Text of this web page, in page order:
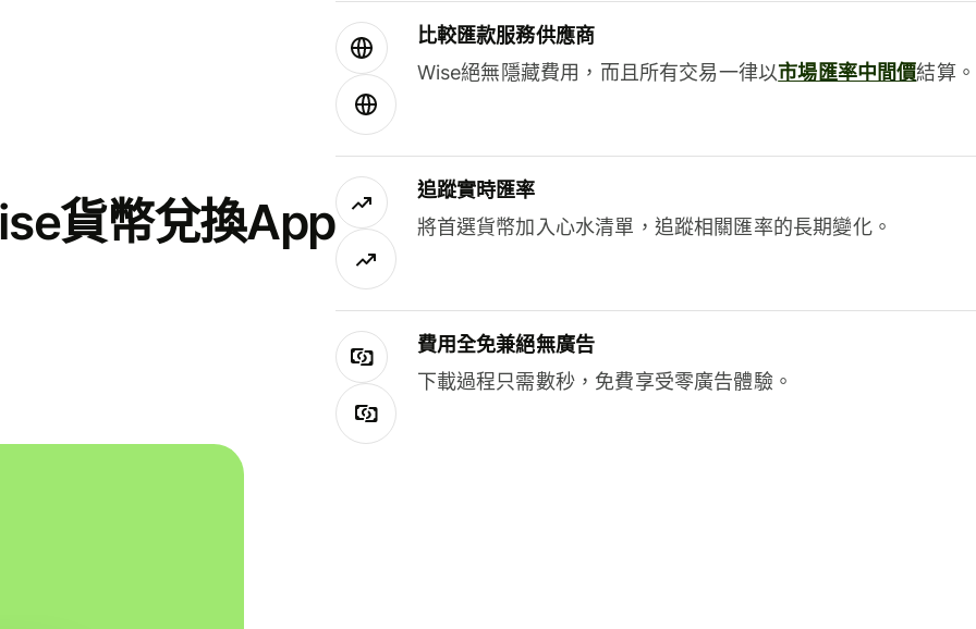
貨幣兌換App
比較匯款服務供應商
Wise絕無隱藏費用，而且所有交易一律以市場匯率中間價結算。
追蹤實時匯率
將首選貨幣加入心水清單，追蹤相關匯率的長期變化。
費用全免兼絕無廣告
下載過程只需數秒，免費享受零廣告體驗。